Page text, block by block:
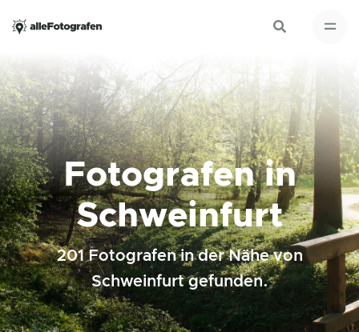
Fotografen in
Schweinfurt
201 Fotografen in der Nähe von
Schweinfurt gefunden.